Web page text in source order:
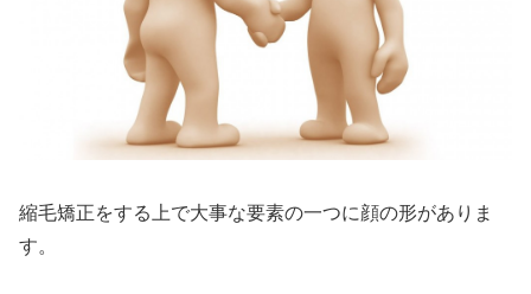
縮毛矯正をする上で大事な要素の一つに顔の形がありま
す。